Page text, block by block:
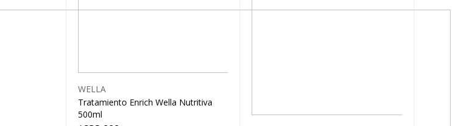
WELLA
Tratamiento Enrich Wella Nutritiva
500ml